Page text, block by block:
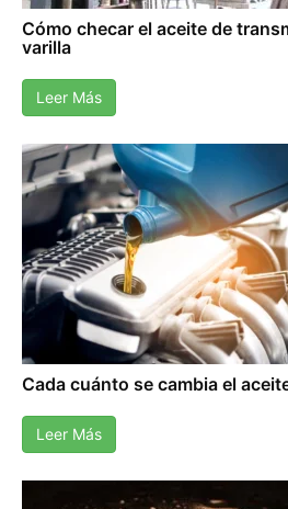
Cómo checar el aceite de
varilla
Leer Más
Cada cuánto se cambia el
Leer Más